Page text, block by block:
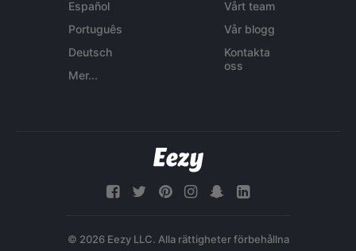
Español
Português
Deutsch
Mer...
Vårt team
Vår blogg
Kontakta
oss
© 2026 Eezy LLC. Alla rättigheter förbehållna